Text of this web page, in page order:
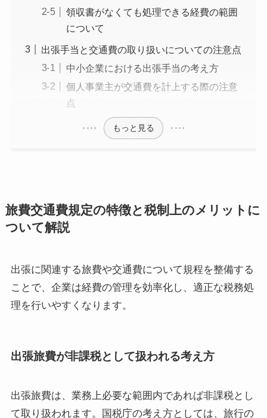
領収書がなくても処理できる経費の範囲
について
出張手当と交通費の取り扱いについての注意点
中小企業における出張手当の考え方
個人事業主が交通費を計上する際の注意
点
もっと見る
旅費交通費規定の特徴と税制上のメリットに
ついて解説
出張に関連する旅費や交通費について規程を整備する
ことで、企業は経費の管理を効率化し、適正な税務処
理を行いやすくなります。
出張旅費が非課税として扱われる考え方
出張旅費は、業務上必要な範囲内であれば非課税とし
て取り扱われます。国税庁の考え方としては、旅行の